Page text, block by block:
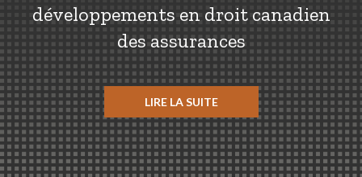
développements en droit canadien
des assurances
LIRE LA SUITE